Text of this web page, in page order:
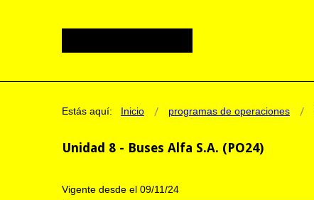
Estás aquí: Inicio programas de operaciones
Unidad 8 - Buses Alfa S.A. (PO24)
Vigente desde el 09/11/24